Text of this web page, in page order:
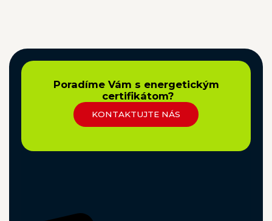
Poradíme Vám s energetickým
certifikátom?
KONTAKTUJTE NÁS